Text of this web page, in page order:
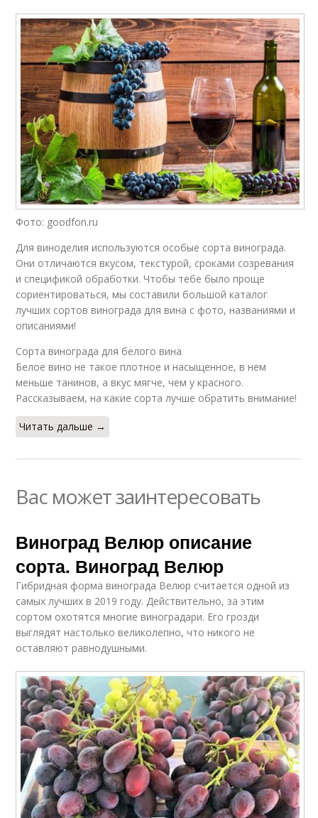
Фото: goodfon.ru
Для виноделия используются особые сорта винограда.
Они отличаются вкусом, текстурой, сроками созревания
и спецификой обработки. Чтобы тебе было проще
сориентироваться, мы составили большой каталог
лучших сортов винограда для вина с фото, названиями и
описаниями!
Сорта винограда для белого вина
Белое вино не такое плотное и насыщенное, в нем
меньше танинов, а вкус мягче, чем у красного.
Рассказываем, на какие сорта лучше обратить внимание!
Читать дальше →
Вас может заинтересовать
Виноград Велюр описание
сорта. Виноград Велюр
Гибридная форма винограда Велюр считается одной из
самых лучших в 2019 году. Действительно, за этим
сортом охотятся многие виноградари. Его грозди
выглядят настолько великолепно, что никого не
оставляют равнодушными.